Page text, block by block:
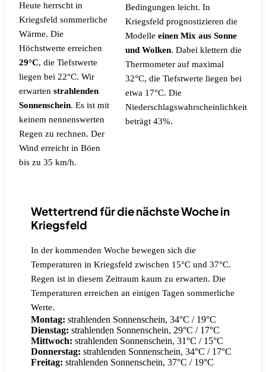
Heute herrscht in
Kriegsfeld sommerliche
Wärme. Die
Höchstwerte erreichen
29°C, die Tiefstwerte
liegen bei 22°C. Wir
erwarten strahlenden
Sonnenschein. Es ist mit
keinem nennenswerten
Regen zu rechnen. Der
Wind erreicht in Böen
bis zu 35 km/h.
Bedingungen leicht. In
Kriegsfeld prognostizieren die
Modelle einen Mix aus Sonne
und Wolken. Dabei klettern die
Thermometer auf maximal
32°C, die Tiefstwerte liegen bei
etwa 17°C. Die
Niederschlagswahrscheinlichkeit
beträgt 43%.
Wettertrend für die nächste Woche in
Kriegsfeld
In der kommenden Woche bewegen sich die
Temperaturen in Kriegsfeld zwischen 15°C und 37°C.
Regen ist in diesem Zeitraum kaum zu erwarten. Die
Temperaturen erreichen an einigen Tagen sommerliche
Werte.
Montag: strahlenden Sonnenschein, 34°C / 19°C
Dienstag: strahlenden Sonnenschein, 29°C / 17°C
Mittwoch: strahlenden Sonnenschein, 31°C / 15°C
Donnerstag: strahlenden Sonnenschein, 34°C / 17°C
Freitag: strahlenden Sonnenschein, 37°C / 19°C